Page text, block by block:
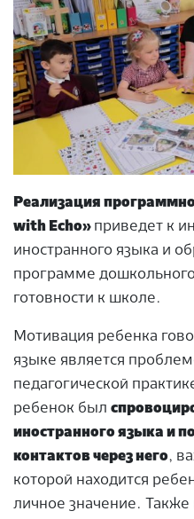
Реализация
with Echo» приведет к
иностранного языка и
программе
готовности к школе.
Мотивация ребенка
языке является
педагогической
ребенок был
иностранного языка и
контактов через него,
которой находится
личное значение.